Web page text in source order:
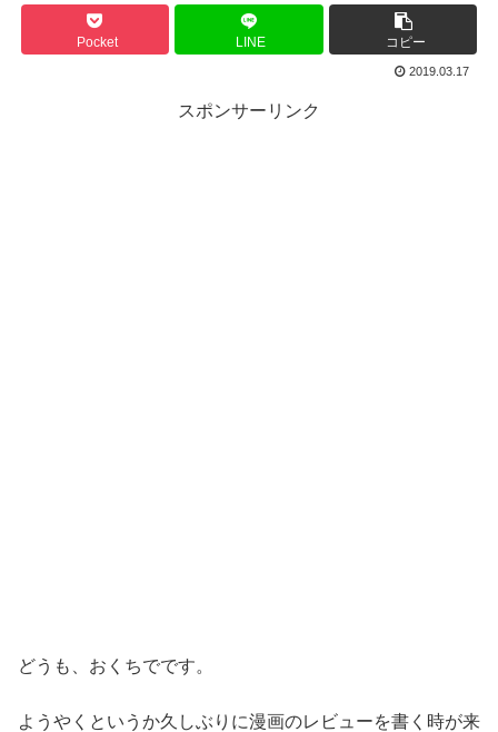
Pocket LINE コピー
2019.03.17
スポンサーリンク
どうも、おくちでです。
ようやくというか久しぶりに漫画のレビューを書く時が来